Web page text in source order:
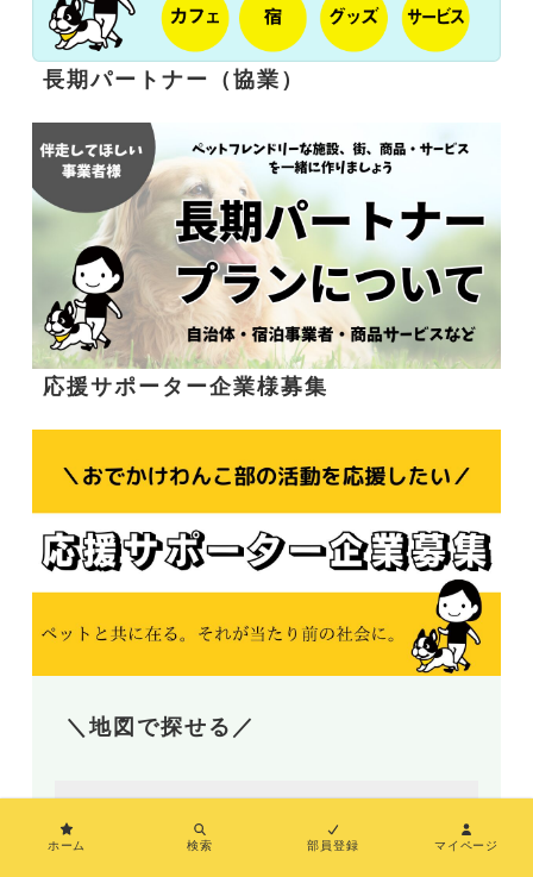
長期パートナー（協業）
応援サポーター企業様募集
＼地図で探せる／
ホーム 検索 部員登録 マイページ